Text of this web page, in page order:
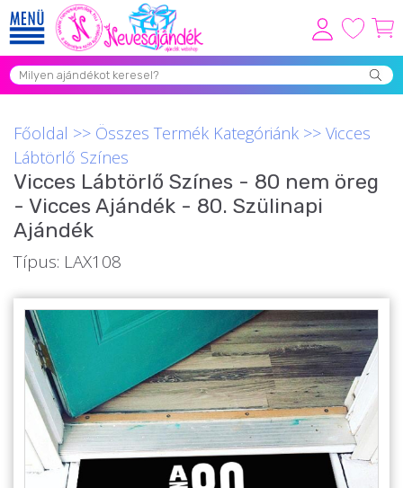
Viszonteladóknak
Grill Party Kellékek ❤️
Egyedi Ajándékok Rendelés
Összes Ajándék Kategória ⭐
Vicces Pólók
Budapest Ajándéktárgyak
Szülinapi ajándékok
Alkalmakra
Ajándék Ötletek Férfiaknak
Ajándék Nőknek
Főoldal >> Összes Termék Kategóriánk >> Vicces
Lábtörlő Színes
Vicces Lábtörlő Színes - 80 nem öreg
- Vicces Ajándék - 80. Szülinapi
Ajándék
Típus: LAX108